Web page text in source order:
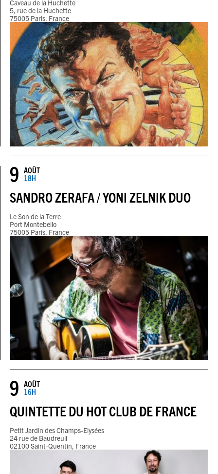
Caveau de la Huchette
5, rue de la Huchette
75005 Paris, France
9 AOÛT
18H
SANDRO ZERAFA / YONI ZELNIK DUO
Le Son de la Terre
Port Montebello
75005 Paris, France
9 AOÛT
16H
QUINTETTE DU HOT CLUB DE FRANCE
Petit Jardin des Champs-Elysées
24 rue de Baudreuil
02100 Saint-Quentin, France